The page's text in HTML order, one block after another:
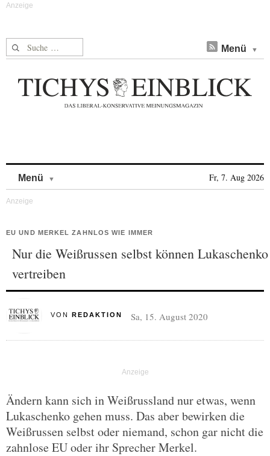
Suche nach: Menü
Menü Fr, 7. Aug 2026
EU UND MERKEL ZAHNLOS WIE IMMER
Nur die Weißrussen selbst können Lukaschenko
vertreiben
VON REDAKTION Sa, 15. August 2020
Ändern kann sich in Weißrussland nur etwas, wenn
Lukaschenko gehen muss. Das aber bewirken die
Weißrussen selbst oder niemand, schon gar nicht die
zahnlose EU oder ihr Sprecher Merkel.